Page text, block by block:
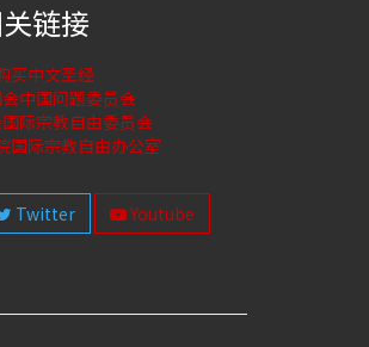
链接
买中文圣经
中国问题委员会
际宗教自由委员会
国际宗教自由办公室
Twitter Youtube